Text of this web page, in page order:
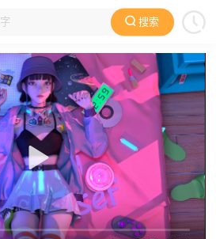
搜索
国产动漫 欧美动漫 动漫电影